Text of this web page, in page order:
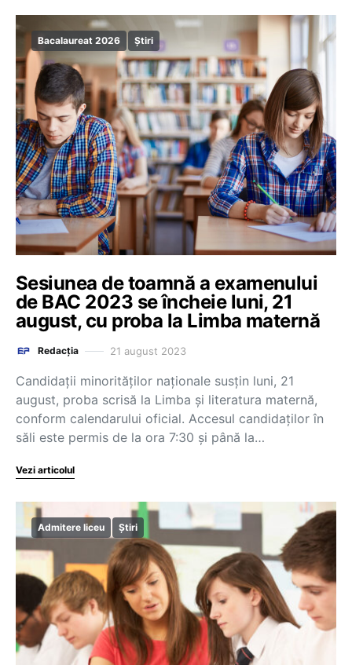
Bacalaureat 2026 Știri
Sesiunea de toamnă a examenului
de BAC 2023 se încheie luni, 21
august, cu proba la Limba maternă
Redacția 21 august 2023
Candidații minorităților naționale susțin luni, 21
august, proba scrisă la Limba și literatura maternă,
conform calendarului oficial. Accesul candidaților în
săli este permis de la ora 7:30 și până la…
Vezi articolul
Admitere liceu Știri